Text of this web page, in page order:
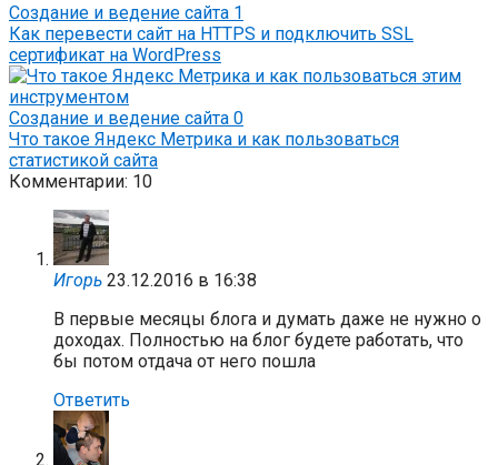
Создание и ведение сайта 1
Как перевести сайт на HTTPS и подключить SSL
сертификат на WordPress
Создание и ведение сайта 0
Что такое Яндекс Метрика и как пользоваться
статистикой сайта
Комментарии: 10
Игорь 23.12.2016 в 16:38
В первые месяцы блога и думать даже не нужно о
доходах. Полностью на блог будете работать, что
бы потом отдача от него пошла
Ответить